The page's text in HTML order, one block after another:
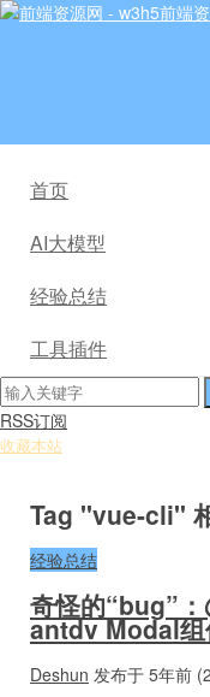
前端
首页
AI大模型
经验总结
工具插件
RSS订阅
收藏本站
Tag "vue-cli"
经验总结
奇怪的“bug”
antdv Modal组
Deshun 发布于 5年前